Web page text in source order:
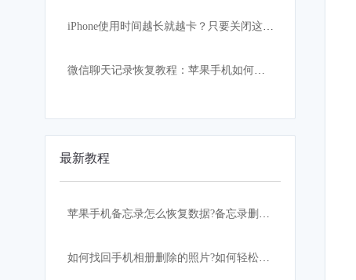
iPhone使用时间越长就越卡？只要关闭这设置，手机立马如获重生
微信聊天记录恢复教程：苹果手机如何找回误删的微信聊天记录
最新教程
苹果手机备忘录怎么恢复数据?备忘录删除怎么恢复？
如何找回手机相册删除的照片?如何轻松快速恢复？